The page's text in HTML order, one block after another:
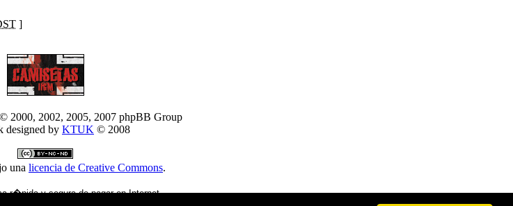
]
© 2000, 2002, 2005, 2007 phpBB Group
designed by KTUK © 2008
una licencia de Creative Commons.